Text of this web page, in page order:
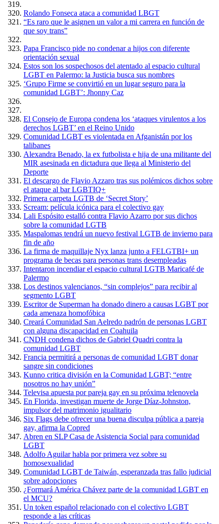
Rolando Fonseca ataca a comunidad LBGT
“Es raro que le asignen un valor a mi carrera en función de
que soy trans”
Papa Francisco pide no condenar a hijos con diferente
orientación sexual
Estos son los sospechosos del atentado al espacio cultural
LGBT en Palermo: la Justicia busca sus nombres
‘Grupo Firme se convirtió en un lugar seguro para la
comunidad LGBT’: Jhonny Caz
El Consejo de Europa condena los ‘ataques virulentos a los
derechos LGBT’ en el Reino Unido
Comunidad LGBT es violentada en Afganistán por los
talibanes
Alexandra Benado, la ex futbolista e hija de una militante del
MIR asesinada en dictadura que llega al Ministerio del
Deporte
El descargo de Flavio Azzaro tras sus polémicos dichos sobre
el ataque al bar LGBTIQ+
Primera carpeta LGTB de ‘Secret Story’
Scream: película icónica para el colectivo gay
Lali Espósito estalló contra Flavio Azarro por sus dichos
sobre la comunidad LGTB
Maspalomas tendrá un nuevo festival LGTB de invierno para
fin de año
La firma de maquillaje Nyx lanza junto a FELGTBI+ un
programa de becas para personas trans desempleadas
Intentaron incendiar el espacio cultural LGTB Maricafé de
Palermo
Los destinos valencianos, “sin complejos” para recibir al
segmento LGBT
Escritor de Superman ha donado dinero a causas LGBT por
cada amenaza homofóbica
Creará Comunidad San Aelredo padrón de personas LGBT
con alguna discapacidad en Coahuila
CNDH condena dichos de Gabriel Quadri contra la
comunidad LGBT
Francia permitirá a personas de comunidad LGBT donar
sangre sin condiciones
Kunno critica división en la Comunidad LGBT; “entre
nosotros no hay unión”
Televisa apuesta por pareja gay en su próxima telenovela
En Florida, investigan muerte de Jorge Díaz-Johnston,
impulsor del matrimonio igualitario
Six Flags debe ofrecer una buena disculpa pública a pareja
gay, afirma la Copred
Abren en SLP Casa de Asistencia Social para comunidad
LGBT
Adolfo Aguilar habla por primera vez sobre su
homosexualidad
Comunidad LGBT de Taiwán, esperanzada tras fallo judicial
sobre adopciones
¿Formará América Chávez parte de la comunidad LGBT en
el MCU?
Un token español relacionado con el colectivo LGBT
responde a las críticas